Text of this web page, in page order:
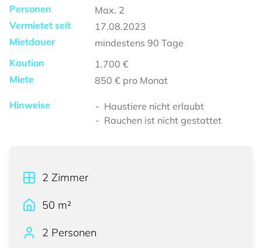
Personen
Max. 2
Vermietet seit
17.08.2023
Mietdauer
mindestens 90 Tage
Kaution
1.700 €
Miete
850 € pro Monat
Hinweise
Haustiere nicht erlaubt
Rauchen ist nicht gestattet
2 Zimmer
50 m²
2 Personen